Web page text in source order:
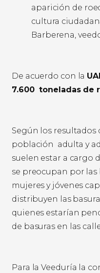
aparición de
cultura
Barberena,
De acuerdo con la
7.600 toneladas de
Según los resultados
población adulta y
suelen estar a cargo
se preocupan por las
mujeres y jóvenes
distribuyen las
quienes estarían
de basuras en las
Para la Veeduría la